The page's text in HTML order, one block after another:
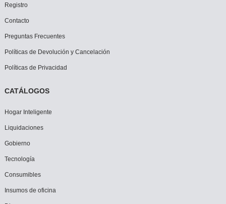
Registro
Contacto
Preguntas Frecuentes
Políticas de Devolución y Cancelación
Políticas de Privacidad
CATÁLOGOS
Hogar Inteligente
Liquidaciones
Gobierno
Tecnología
Consumibles
Insumos de oficina